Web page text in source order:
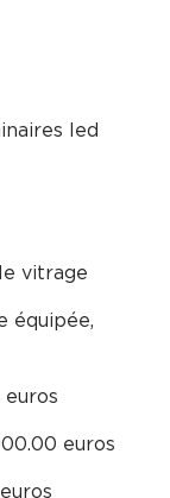
led
vitrage
équipée,
euros